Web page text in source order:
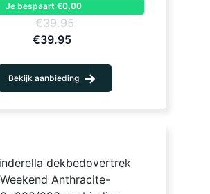
Je bespaart €0,00
€39.95
€39.95
Bekijk aanbieding